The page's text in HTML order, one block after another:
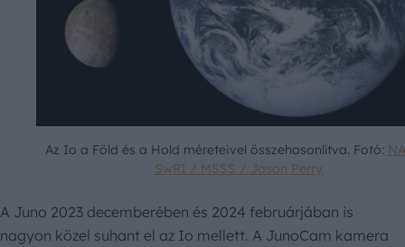
Az Io a Föld és a Hold méreteivel összehasonlítva. Fotó:
SwRI / MSSS / Jason Perry
A Juno 2023 decemberében és 2024 februárjában is
nagyon közel suhant el az Io mellett. A JunoCam kamera